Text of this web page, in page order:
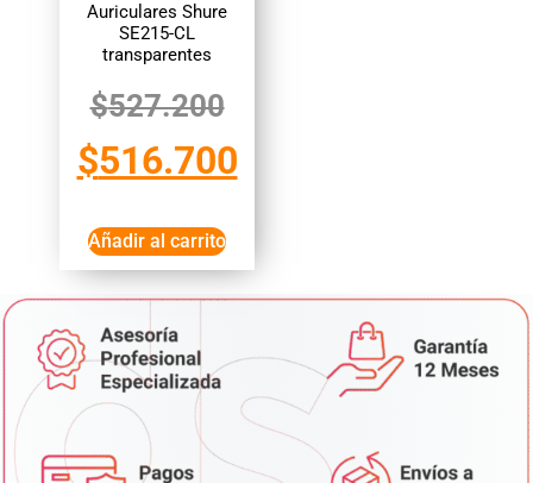
Auriculares Shure
SE215-CL
transparentes
$527.200
$516.700
Añadir al carrito